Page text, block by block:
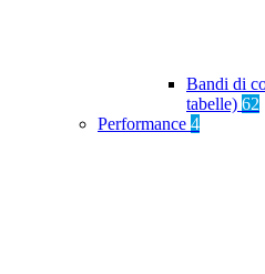
Bandi di
tabelle) 62
Performance 4